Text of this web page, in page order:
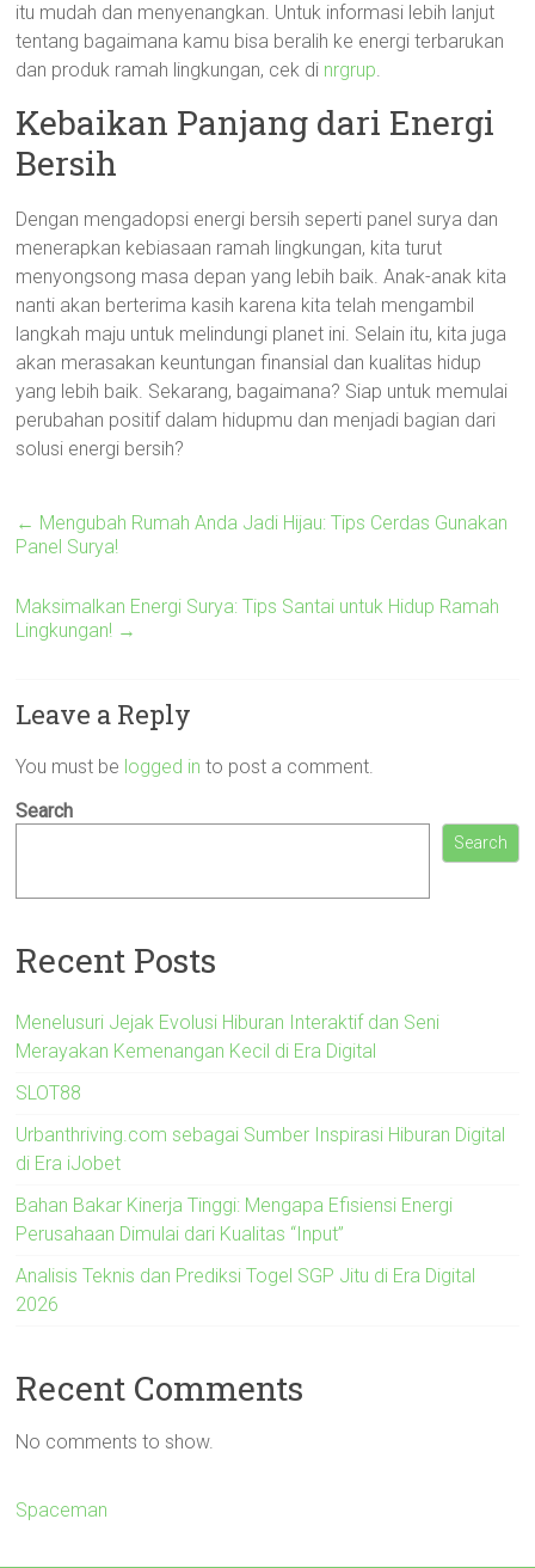
itu mudah dan menyenangkan. Untuk informasi lebih lanjut
tentang bagaimana kamu bisa beralih ke energi terbarukan
dan produk ramah lingkungan, cek di nrgrup.
Kebaikan Panjang dari Energi
Bersih
Dengan mengadopsi energi bersih seperti panel surya dan
menerapkan kebiasaan ramah lingkungan, kita turut
menyongsong masa depan yang lebih baik. Anak-anak kita
nanti akan berterima kasih karena kita telah mengambil
langkah maju untuk melindungi planet ini. Selain itu, kita juga
akan merasakan keuntungan finansial dan kualitas hidup
yang lebih baik. Sekarang, bagaimana? Siap untuk memulai
perubahan positif dalam hidupmu dan menjadi bagian dari
solusi energi bersih?
← Mengubah Rumah Anda Jadi Hijau: Tips Cerdas Gunakan
Panel Surya!
Maksimalkan Energi Surya: Tips Santai untuk Hidup Ramah
Lingkungan! →
Leave a Reply
You must be logged in to post a comment.
Search
Search
Recent Posts
Menelusuri Jejak Evolusi Hiburan Interaktif dan Seni
Merayakan Kemenangan Kecil di Era Digital
SLOT88
Urbanthriving.com sebagai Sumber Inspirasi Hiburan Digital
di Era iJobet
Bahan Bakar Kinerja Tinggi: Mengapa Efisiensi Energi
Perusahaan Dimulai dari Kualitas “Input”
Analisis Teknis dan Prediksi Togel SGP Jitu di Era Digital
2026
Recent Comments
No comments to show.
Spaceman